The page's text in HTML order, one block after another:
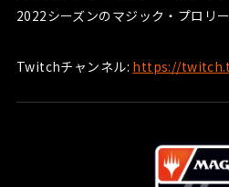
2022シーズンのマジック・プロリ
Twitchチャンネル: https://